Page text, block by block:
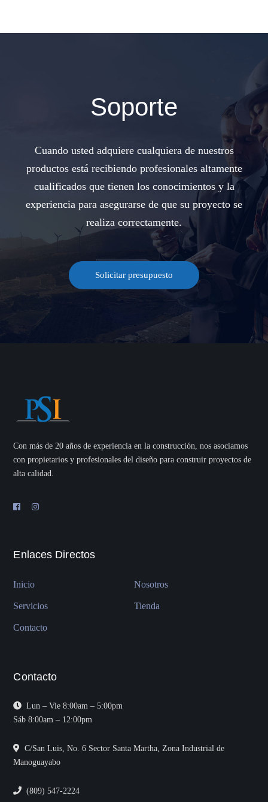
Soporte
Cuando usted adquiere cualquiera de nuestros
productos está recibiendo profesionales altamente
cualificados que tienen los conocimientos y la
experiencia para asegurarse de que su proyecto se
realiza correctamente.
Solicitar presupuesto
Con más de 20 años de experiencia en la construcción, nos asociamos
con propietarios y profesionales del diseño para construir proyectos de
alta calidad.
Enlaces Directos
Inicio Nosotros
Servicios Tienda
Contacto
Contacto
Lun – Vie 8:00am – 5:00pm
Sáb 8:00am – 12:00pm
C/San Luis, No. 6 Sector Santa Martha, Zona Industrial de
Manoguayabo
(809) 547-2224